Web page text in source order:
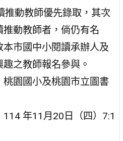
推動教師優先錄取，其次
推動教師者，倘仍有名
本市國中小閱讀承辦人及
之教師報名參與。
桃園國小及桃園市立圖書
114 年11月20日（四）7:1